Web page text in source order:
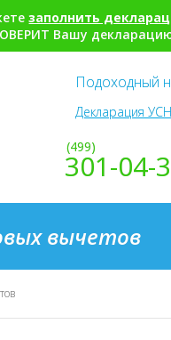
заполнить
Вашу
Подоходный
Декларация
(499)
301-04-
вычетов